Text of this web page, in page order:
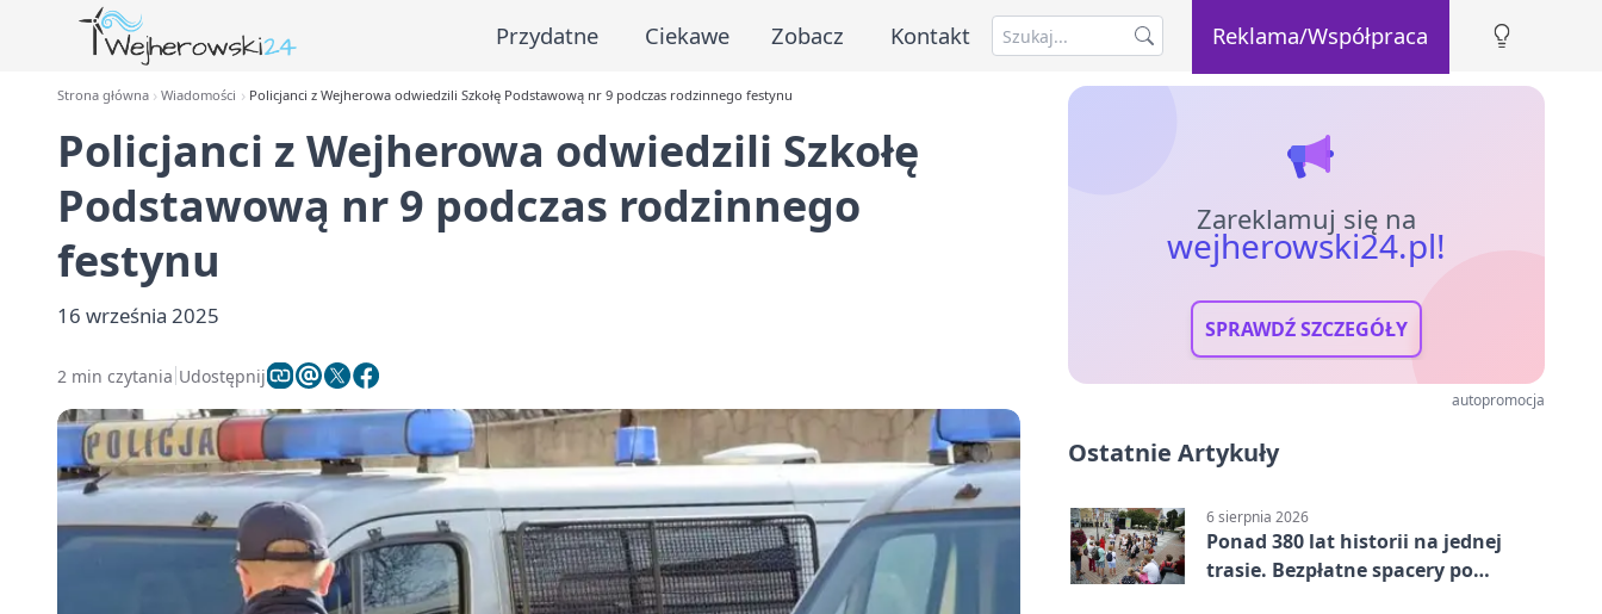
Przydatne Ciekawe Zobacz Kontakt Reklama/Współpraca
Strona główna Wiadomości Policjanci z Wejherowa odwiedzili Szkołę Podstawową nr 9 podczas rodzinnego festynu
Policjanci z Wejherowa odwiedzili Szkołę
Podstawową nr 9 podczas rodzinnego
festynu
16 września 2025
2 min czytania Udostępnij
Zareklamuj się na
wejherowski24.pl!
SPRAWDŹ SZCZEGÓŁY
autopromocja
Ostatnie Artykuły
6 sierpnia 2026
Ponad 380 lat historii na jednej
trasie. Bezpłatne spacery po